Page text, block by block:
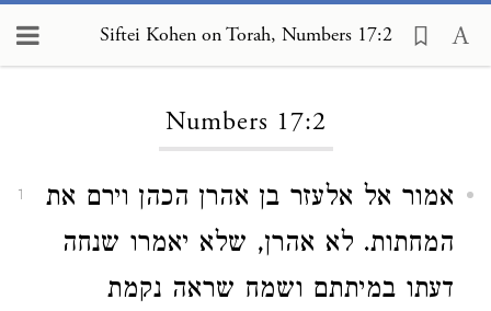
Siftei Kohen on Torah, Numbers 17:2
Numbers 17:2
1
אמור אל אלעזר בן אהרן הכהן וירם את
המחתות. לא אהרן, שלא יאמרו שנחה
דעתו במיתתם ושמח שראה נקמת